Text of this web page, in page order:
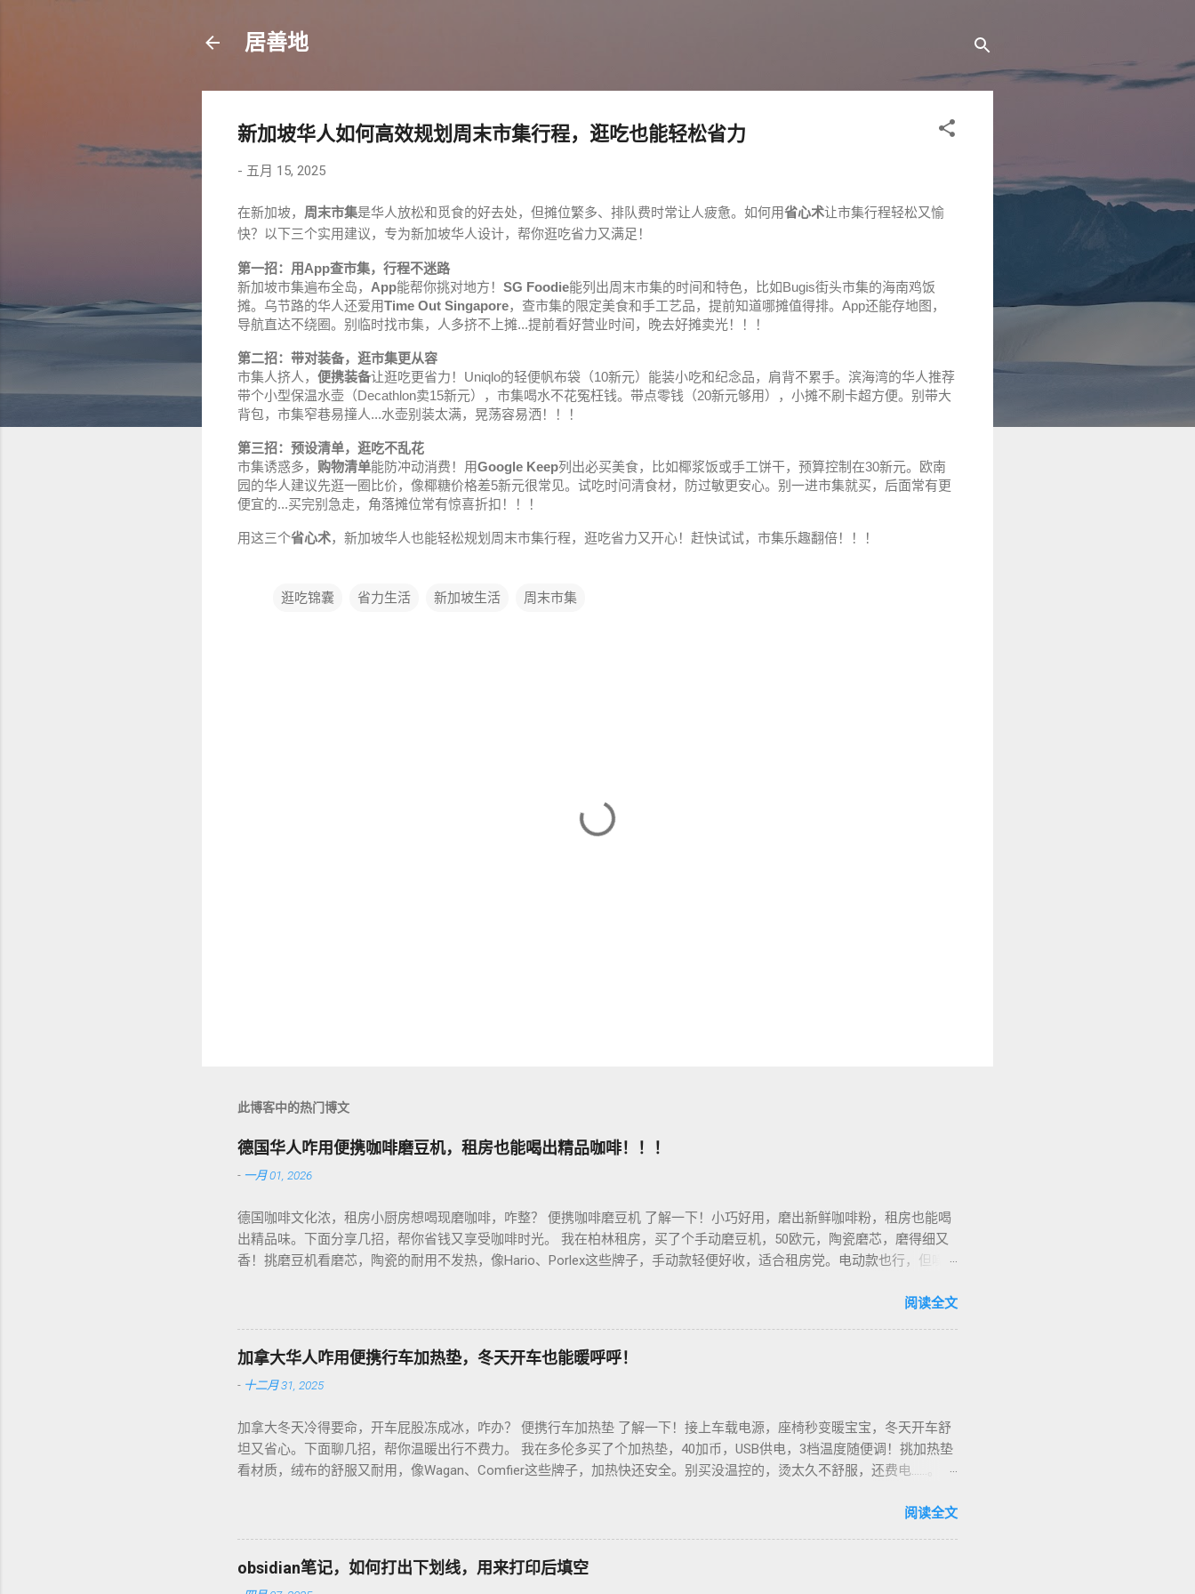
居善地
新加坡华人如何高效规划周末市集行程，逛吃也能轻松省力
- 五月 15, 2025
在新加坡， 周末市集是华人放松和觅食的好去处，但摊位繁多、排队费时常让人疲惫。如何用省心术让市集行程轻松又愉
快？以下三个实用建议，专为新加坡华人设计，帮你逛吃省力又满足！
第一招：用App查市集，行程不迷路
新加坡市集遍布全岛， App能帮你挑对地方！ SG Foodie能列出周末市集的时间和特色，比如Bugis街头市集的海南鸡饭
摊。乌节路的华人还爱用Time Out Singapore，查市集的限定美食和手工艺品，提前知道哪摊值得排。App还能存地图，
导航直达不绕圈。别临时找市集，人多挤不上摊...提前看好营业时间，晚去好摊卖光！！！
第二招：带对装备，逛市集更从容
市集人挤人， 便携装备让逛吃更省力！Uniqlo的轻便帆布袋（10新元）能装小吃和纪念品，肩背不累手。滨海湾的华人推荐
带个小型保温水壶（Decathlon卖15新元），市集喝水不花冤枉钱。带点零钱（20新元够用），小摊不刷卡超方便。别带大
背包，市集窄巷易撞人...水壶别装太满，晃荡容易洒！！！
第三招：预设清单，逛吃不乱花
市集诱惑多， 购物清单能防冲动消费！用Google Keep列出必买美食，比如椰浆饭或手工饼干，预算控制在30新元。欧南
园的华人建议先逛一圈比价，像椰糖价格差5新元很常见。试吃时问清食材，防过敏更安心。别一进市集就买，后面常有更
便宜的...买完别急走，角落摊位常有惊喜折扣！！！
用这三个省心术，新加坡华人也能轻松规划周末市集行程，逛吃省力又开心！赶快试试，市集乐趣翻倍！！！
逛吃锦囊 省力生活 新加坡生活 周末市集
此博客中的热门博文
德国华人咋用便携咖啡磨豆机，租房也能喝出精品咖啡！！！
- 一月 01, 2026
德国咖啡文化浓，租房小厨房想喝现磨咖啡，咋整？ 便携咖啡磨豆机 了解一下！小巧好用，磨出新鲜咖啡粉，租房也能喝
出精品味。下面分享几招，帮你省钱又享受咖啡时光。 我在柏林租房，买了个手动磨豆机，50欧元，陶瓷磨芯，磨得细又
香！挑磨豆机看磨芯，陶瓷的耐用不发热，像Hario、Porlex这些牌子，手动款轻便好收，适合租房党。电动款也行，但噪
每周磨一次，存密封罐，早上冲杯咖啡，香到飞起！德国超市咖啡豆贵，网购Amazon.de或本地咖啡店促销，10欧元买半
货。 便携咖啡磨豆机 让德国华人租房也能喝精品咖啡，赶紧试试，生活更有味！
阅读全文
加拿大华人咋用便携行车加热垫，冬天开车也能暖呼呼！
- 十二月 31, 2025
加拿大冬天冷得要命，开车屁股冻成冰，咋办？ 便携行车加热垫 了解一下！接上车载电源，座椅秒变暖宝宝，冬天开车舒
坦又省心。下面聊几招，帮你温暖出行不费力。 我在多伦多买了个加热垫，40加币，USB供电，3档温度随便调！挑加热垫
看材质，绒布的舒服又耐用，像Wagan、Comfier这些牌子，加热快还安全。别买没温控的，烫太久不舒服，还费电……。买
天开车，加热垫开低档，20分钟省油又暖和。搭配个方向盘套，手也不冻，安全又舒服。冬天停车后收好垫子，别让雪水
币能淘好货。 便携行车加热垫 让加拿大华人冬天开车暖呼呼，赶紧入手，出行更舒心！
阅读全文
obsidian笔记，如何打出下划线，用来打印后填空